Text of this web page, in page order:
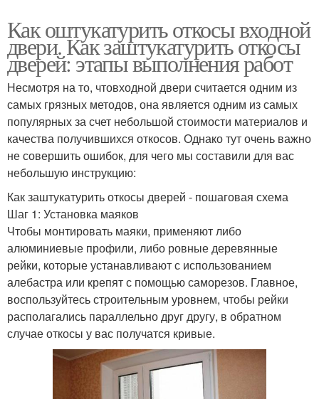
Как оштукатурить откосы входной
двери. Как заштукатурить откосы
дверей: этапы выполнения работ
Несмотря на то, чтовходной двери считается одним из
самых грязных методов, она является одним из самых
популярных за счет небольшой стоимости материалов и
качества получившихся откосов. Однако тут очень важно
не совершить ошибок, для чего мы составили для вас
небольшую инструкцию:
Как заштукатурить откосы дверей - пошаговая схема
Шаг 1: Установка маяков
Чтобы монтировать маяки, применяют либо
алюминиевые профили, либо ровные деревянные
рейки, которые устанавливают с использованием
алебастра или крепят с помощью саморезов. Главное,
воспользуйтесь строительным уровнем, чтобы рейки
располагались параллельно друг другу, в обратном
случае откосы у вас получатся кривые.